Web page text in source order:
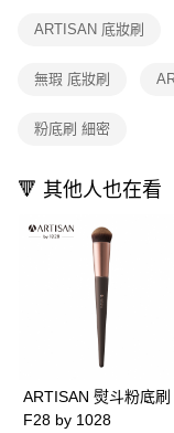
ARTISAN 底妝刷
無瑕 底妝刷
粉底刷 細密
🔻 其他人也在看
ARTISAN 熨斗粉底刷
F28 by 1028